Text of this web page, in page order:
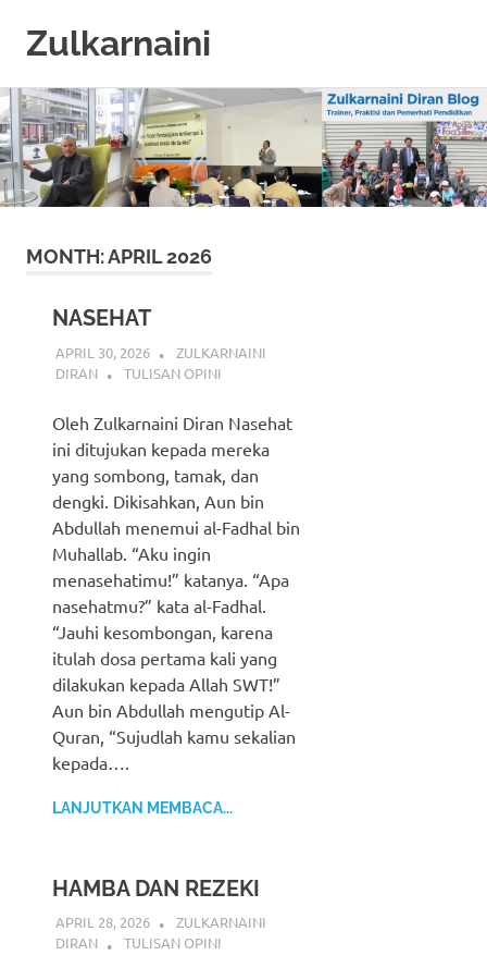
Skip
to
content
Zulkarnaini
Blog
MONTH:APRIL 2026
NASEHAT
APRIL 30, 2026
ZULKARNAINI
DIRAN
TULISAN OPINI
Oleh Zulkarnaini Diran Nasehat
ini ditujukan kepada mereka
yang sombong, tamak, dan
dengki. Dikisahkan, Aun bin
Abdullah menemui al-Fadhal bin
Muhallab. “Aku ingin
menasehatimu!” katanya. “Apa
nasehatmu?” kata al-Fadhal.
“Jauhi kesombongan, karena
itulah dosa pertama kali yang
dilakukan kepada Allah SWT!”
Aun bin Abdullah mengutip Al-
Quran, “Sujudlah kamu sekalian
kepada….
LANJUTKAN MEMBACA...
HAMBA DAN REZEKI
APRIL 28, 2026
ZULKARNAINI
DIRAN
TULISAN OPINI